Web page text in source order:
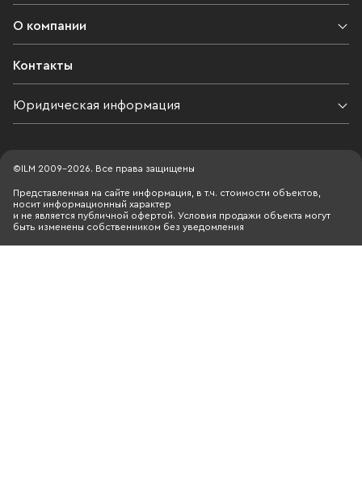
О компании
Контакты
Юридическая информация
©ILM 2009-2026. Все права защищены
Представленная на сайте информация, в т.ч. стоимости объектов,
носит информационный характер
и не является публичной офертой. Условия продажи объекта могут
быть изменены собственником без уведомления